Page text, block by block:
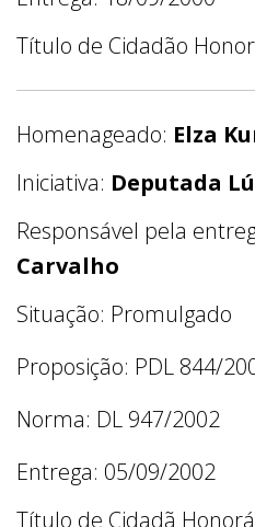
Título de Cidadão
Homenageado: Elza
Iniciativa: Deputada
Responsável pela
Carvalho
Situação: Promulgado
Proposição: PDL 844/
Norma: DL 947/2002
Entrega: 05/09/2002
Título de Cidadã